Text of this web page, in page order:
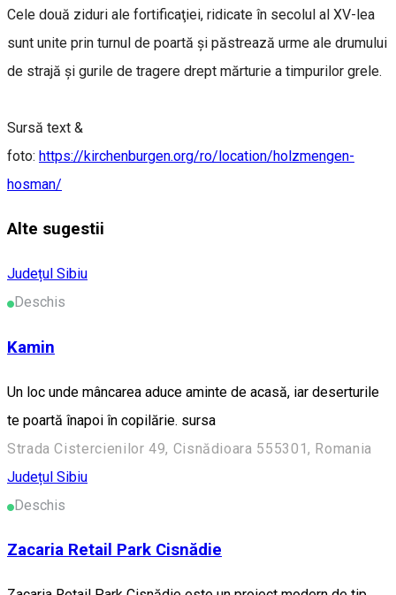
Cele două ziduri ale fortificaţiei, ridicate în secolul al XV-lea
sunt unite prin turnul de poartă şi păstrează urme ale drumului
de strajă şi gurile de tragere drept mărturie a timpurilor grele.
Sursă text &
foto: https://kirchenburgen.org/ro/location/holzmengen-
hosman/
Alte sugestii
Județul Sibiu
Deschis
Kamin
Un loc unde mâncarea aduce aminte de acasă, iar deserturile
te poartă înapoi în copilărie. sursa
Strada Cistercienilor 49, Cisnădioara 555301, Romania
Județul Sibiu
Deschis
Zacaria Retail Park Cisnădie